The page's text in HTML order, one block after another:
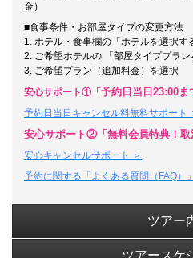
金）
■食事条件・お部屋タイプの変更方法
1. ホテル・食事欄の「ホテルを選択す
2. ご希望ホテルの 「部屋タイププラ
3. ご希望プラン（追加料金）を選択
安心サポート①「 予約日当日23:00ま
予約日当日キャンセル料無料サポート
安心サポート②「無料会員特典！取
安心キャンセルサポート ＞
予約に関する「よくある質問（FAQ）
ツアー